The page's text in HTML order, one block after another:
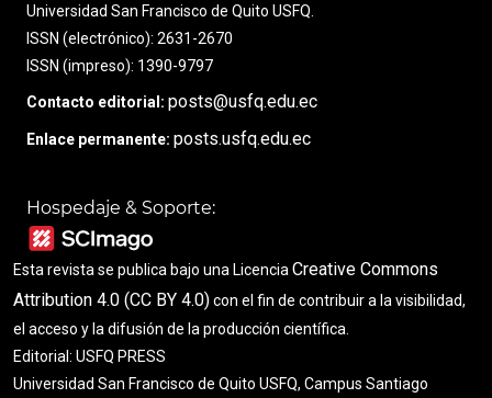
Universidad San Francisco de Quito USFQ.
ISSN (electrónico): 2631-2670
ISSN (impreso): 1390-9797
Contacto editorial: posts@usfq.edu.ec
Enlace permanente: posts.usfq.edu.ec
Hospedaje & Soporte:
Esta revista se publica bajo una Licencia Creative Commons
Attribution 4.0 (CC BY 4.0)con el fin de contribuir a la visibilidad,
el acceso y la difusión de la producción científica.
Editorial: USFQ PRESS
Universidad San Francisco de Quito USFQ, Campus Santiago